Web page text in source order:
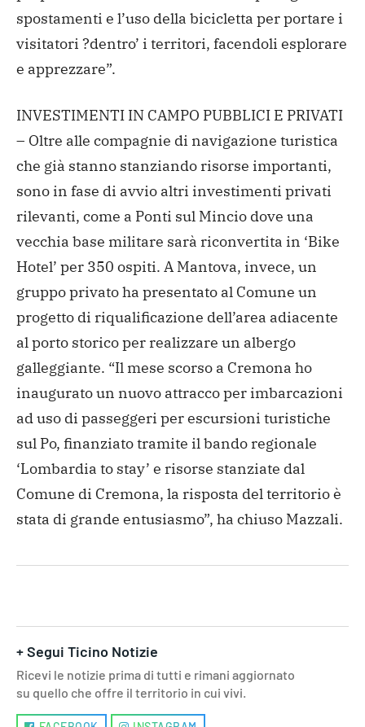
spostamenti e l’uso della bicicletta per portare i
visitatori ?dentro’ i territori, facendoli esplorare
e apprezzare”.
INVESTIMENTI IN CAMPO PUBBLICI E PRIVATI
– Oltre alle compagnie di navigazione turistica
che già stanno stanziando risorse importanti,
sono in fase di avvio altri investimenti privati
rilevanti, come a Ponti sul Mincio dove una
vecchia base militare sarà riconvertita in ‘Bike
Hotel’ per 350 ospiti. A Mantova, invece, un
gruppo privato ha presentato al Comune un
progetto di riqualificazione dell’area adiacente
al porto storico per realizzare un albergo
galleggiante. “Il mese scorso a Cremona ho
inaugurato un nuovo attracco per imbarcazioni
ad uso di passeggeri per escursioni turistiche
sul Po, finanziato tramite il bando regionale
‘Lombardia to stay’ e risorse stanziate dal
Comune di Cremona, la risposta del territorio è
stata di grande entusiasmo”, ha chiuso Mazzali.
+ Segui Ticino Notizie
Ricevi le notizie prima di tutti e rimani aggiornato
su quello che offre il territorio in cui vivi.